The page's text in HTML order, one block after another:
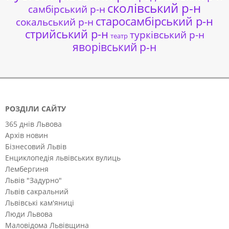
самбірський р-н сколівський р-н
сокальський р-н старосамбірський р-н
стрийський р-н театр турківський р-н
яворівський р-н
РОЗДІЛИ САЙТУ
365 днів Львова
Архів новин
Бізнесовий Львів
Енциклопедія львівських вулиць
Лембергиня
Львів "Задурно"
Львів сакральний
Львівські кам'яниці
Люди Львова
Маловідома Львівщина